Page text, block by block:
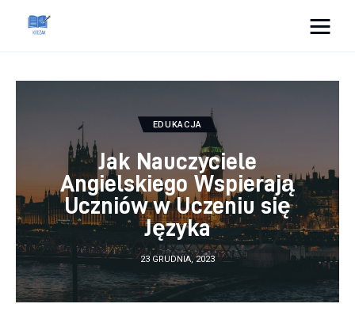
Zdrowie
Lifestyle
Uroda
Więcej
EDUKACJA
Jak Nauczyciele
Angielskiego Wspierają
Uczniów w Uczeniu się
Języka
23 GRUDNIA, 2023